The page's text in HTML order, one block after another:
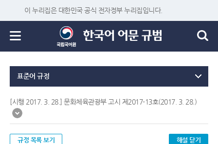
이 누리집은 대한민국 공식 전자정부 누리집입니다.
표준어 규정
[시행 2017. 3. 28.] 문화체육관광부 고시 제2017-13호(2017. 3. 28.)
규정 목록 보기 해설 닫기